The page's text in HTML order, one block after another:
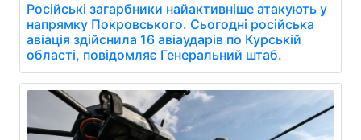
Російські загарбники найактивніше атакують у
напрямку Покровського. Сьогодні російська
авіація здійснила 16 авіаударів по Курській
області, повідомляє Генеральний штаб.